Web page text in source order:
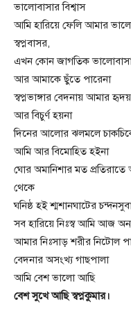
ভালোবাসার বিশ্বাস
আমি হারিয়ে ফেলি আমার
স্বপ্নবাসর,
এখন কোন জাগতিক
আর আমাকে ছুঁতে পারেনা
স্বপ্নভাঙ্গার বেদনায় আমার হৃদয়
আর বিচুর্ণ হয়না
দিনের আলোর ঝলমলে
আমি আর বিমোহিত হইনা
ঘোর অমানিশার মত
থেকে
ঘনিষ্ঠ হই শ্মশানঘাটের
সব হারিয়ে নিঃস্ব আমি আজ
আমার নিঃসাড় শরীর নিটোল
বেদনার অসংখ্য গাছপালা
আমি বেশ ভালো আছি
বেশ সুখে আছি স্বপ্নকুমার।